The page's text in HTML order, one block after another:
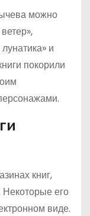
можно
и
покорили
книг,
Некоторые его
виде.